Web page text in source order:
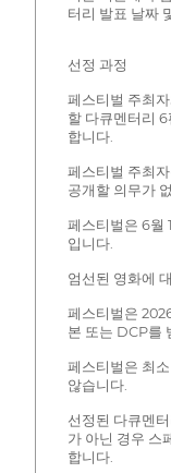
터리 발표 날짜
선정 과정
페스티벌 주최
할 다큐멘터리 6
합니다.
페스티벌 주최
공개할 의무가
페스티벌은 6월
입니다.
엄선된 영화에
페스티벌은
본 또는 DCP를
페스티벌은 최
않습니다.
선정된 다큐멘
가 아닌 경우 스
합니다.